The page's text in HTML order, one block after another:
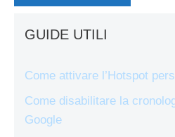
GUIDE UTILI
Come attivare l’Hotspot
Come disabilitare la
Google